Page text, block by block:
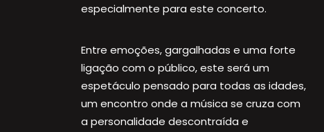
especialmente para este concerto.
Entre emoções, gargalhadas e uma forte
ligação com o público, este será um
espetáculo pensado para todas as idades,
um encontro onde a música se cruza com
a personalidade descontraída e